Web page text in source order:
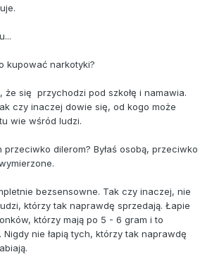
kupować narkotyki?
że się przychodzi pod szkołę i namawia.
czy inaczej dowie się, od kogo może
wie wśród ludzi.
dilerom? Byłaś osobą, przeciwko
bezsensowne. Tak czy inaczej, nie
którzy tak naprawdę sprzedają. Łapie
którzy mają po 5 - 6 gram i to
nie łapią tych, którzy tak naprawdę